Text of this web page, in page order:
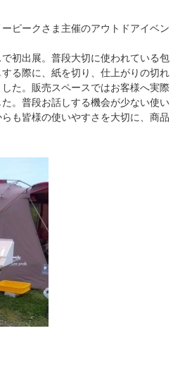
ピークさま主催のアウトドアイベン
初出展。普段大切に使われている包
る際に、紙を切り、仕上がりの切れ
た。販売スペースではお客様へ実際
。普段お話しする機会が少ない使い
も皆様の使いやすさを大切に、商品